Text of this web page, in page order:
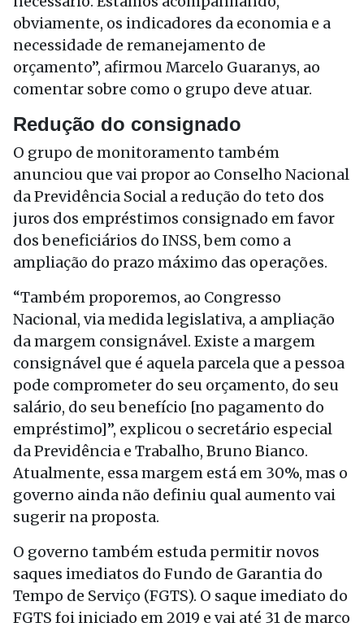
obviamente, os indicadores da economia e a
necessidade de remanejamento de
orçamento”, afirmou Marcelo Guaranys, ao
comentar sobre como o grupo deve atuar.
Redução do consignado
O grupo de monitoramento também
anunciou que vai propor ao Conselho Nacional
da Previdência Social a redução do teto dos
juros dos empréstimos consignado em favor
dos beneficiários do INSS, bem como a
ampliação do prazo máximo das operações.
“Também proporemos, ao Congresso
Nacional, via medida legislativa, a ampliação
da margem consignável. Existe a margem
consignável que é aquela parcela que a pessoa
pode comprometer do seu orçamento, do seu
salário, do seu benefício [no pagamento do
empréstimo]”, explicou o secretário especial
da Previdência e Trabalho, Bruno Bianco.
Atualmente, essa margem está em 30%, mas o
governo ainda não definiu qual aumento vai
sugerir na proposta.
O governo também estuda permitir novos
saques imediatos do Fundo de Garantia do
Tempo de Serviço (FGTS). O saque imediato do
FGTS foi iniciado em 2019 e vai até 31 de março